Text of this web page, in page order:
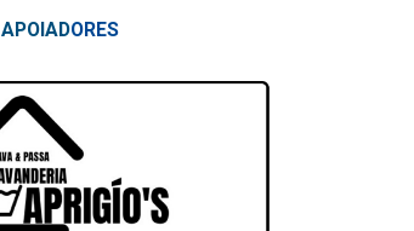
APOIADORES